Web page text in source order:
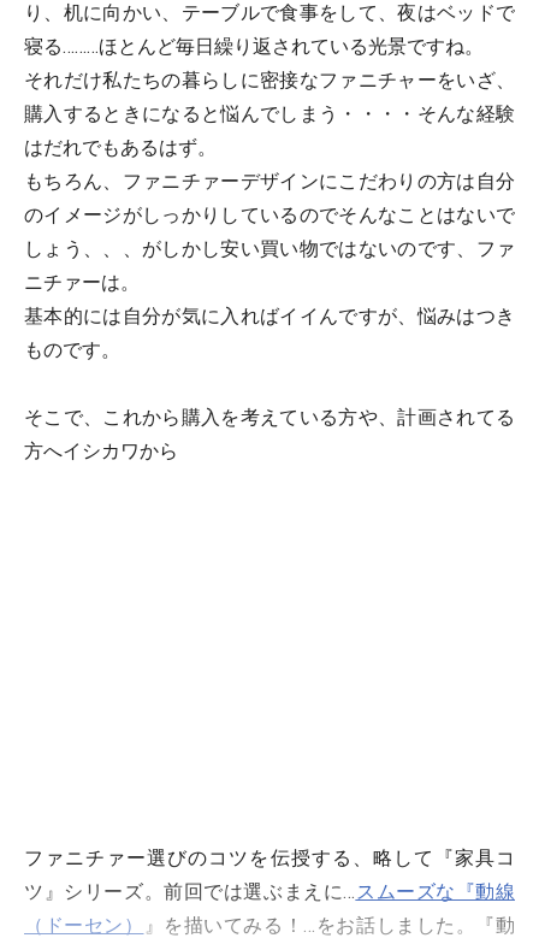
り、机に向かい、テーブルで食事をして、夜はベッドで
寝る………ほとんど毎日繰り返されている光景ですね。
それだけ私たちの暮らしに密接なファニチャーをいざ、
購入するときになると悩んでしまう・・・・そんな経験
はだれでもあるはず。
もちろん、ファニチァーデザインにこだわりの方は自分
のイメージがしっかりしているのでそんなことはないで
しょう、、、がしかし安い買い物ではないのです、ファ
ニチァーは。
基本的には自分が気に入ればイイんですが、悩みはつき
ものです。
そこで、これから購入を考えている方や、計画されてる
方へイシカワから
ファニチァー選びのコツを伝授する、略して『家具コ
ツ』シリーズ。前回では選ぶまえに…スムーズな『動線
（ドーセン）
』を描いてみる！…をお話しました。『動